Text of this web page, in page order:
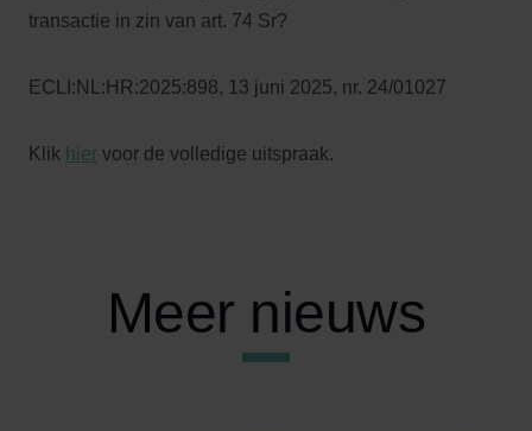
transactie in zin van art. 74 Sr?
ECLI:NL:HR:2025:898, 13 juni 2025, nr. 24/01027
Klik hier voor de volledige uitspraak.
Meer nieuws